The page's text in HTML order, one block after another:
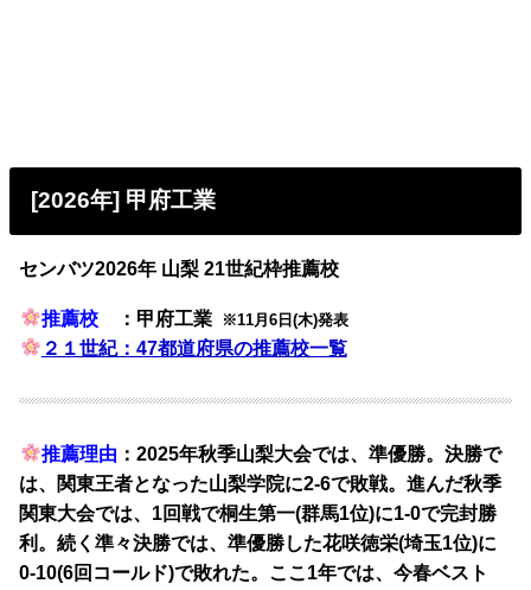
[2026年] 甲府工業
センバツ2026年 山梨 21世紀枠推薦校
推薦校 ：甲府工業 ※11月6日(木)発表
２１世紀：47都道府県の推薦校一覧
推薦理由 ：2025年秋季山梨大会では、準優勝。決勝で
は、関東王者となった山梨学院に2-6で敗戦。進んだ秋季
関東大会では、1回戦で桐生第一(群馬1位)に1-0で完封勝
利。続く準々決勝では、準優勝した花咲徳栄(埼玉1位)に
0-10(6回コールド)で敗れた。ここ1年では、今春ベスト